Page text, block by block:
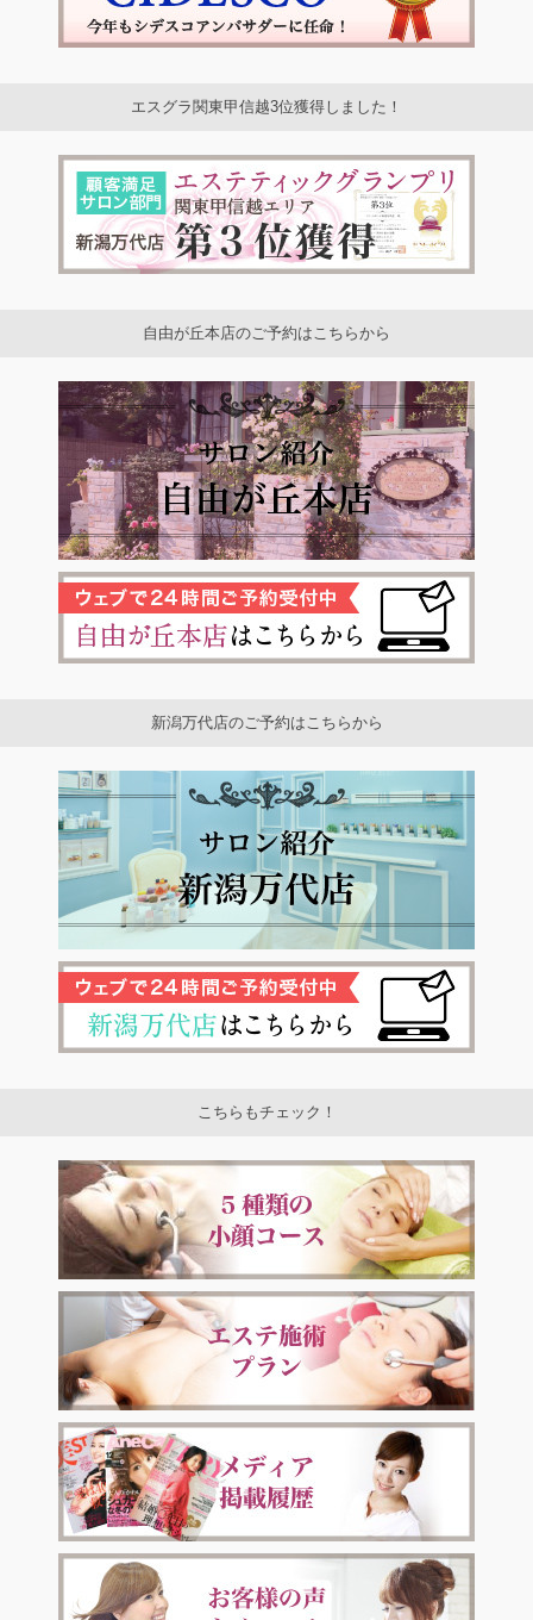
エスグラ関東甲信越3位獲得しました！
自由が丘本店のご予約はこちらから
新潟万代店のご予約はこちらから
こちらもチェック！